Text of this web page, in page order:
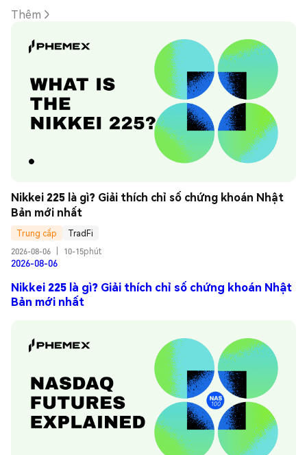
Thêm
Nikkei 225 là gì? Giải thích chỉ số chứng khoán Nhật
Bản mới nhất
Trung cấp
TradFi
2026-08-06
10-15phút
2026-08-06
Nikkei 225 là gì? Giải thích chỉ số chứng khoán Nhật
Bản mới nhất